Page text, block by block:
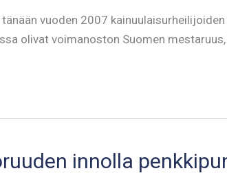
vuoden 2007
olivat voimanoston Suomen
innolla